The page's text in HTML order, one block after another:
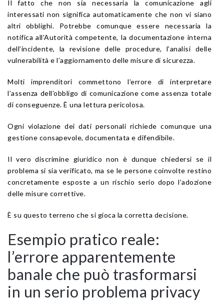
Il fatto che non sia necessaria la comunicazione agli
interessati non significa automaticamente che non vi siano
altri obblighi. Potrebbe comunque essere necessaria la
notifica all’Autorità competente, la documentazione interna
dell’incidente, la revisione delle procedure, l’analisi delle
vulnerabilità e l’aggiornamento delle misure di sicurezza.
Molti imprenditori commettono l’errore di interpretare
l’assenza dell’obbligo di comunicazione come assenza totale
di conseguenze. È una lettura pericolosa.
Ogni violazione dei dati personali richiede comunque una
gestione consapevole, documentata e difendibile.
Il vero discrimine giuridico non è dunque chiedersi se il
problema si sia verificato, ma se le persone coinvolte restino
concretamente esposte a un rischio serio dopo l’adozione
delle misure correttive.
È su questo terreno che si gioca la corretta decisione.
Esempio pratico reale:
l’errore apparentemente
banale che può trasformarsi
in un serio problema privacy